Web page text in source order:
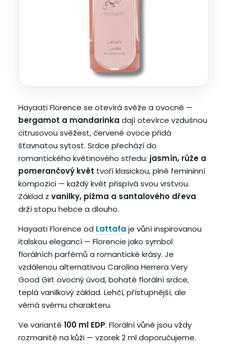
Hayaati Florence se otevírá svěže a ovocně —
bergamot a mandarinka dají otevírce vzdušnou
citrusovou svěžest, červené ovoce přidá
šťavnatou sytost. Srdce přechází do
romantického květinového středu: jasmín, růže a
pomerančový květ tvoří klasickou, plně femininní
kompozici — každý květ přispívá svou vrstvou.
Základ z vanilky, pižma a santalového dřeva
drží stopu hebce a dlouho.
Hayaati Florence od Lattafa je vůní inspirovanou
italskou elegancí — Florencie jako symbol
florálních parfémů a romantické krásy. Je
vzdálenou alternativou Carolina Herrera Very
Good Girl: ovocný úvod, bohaté florální srdce,
teplá vanilkový základ. Lehčí, přístupnější, ale
věrná svému charakteru.
Ve variantě 100 ml EDP. Florální vůně jsou vždy
rozmanité na kůži — vzorek 2 ml doporučujeme.